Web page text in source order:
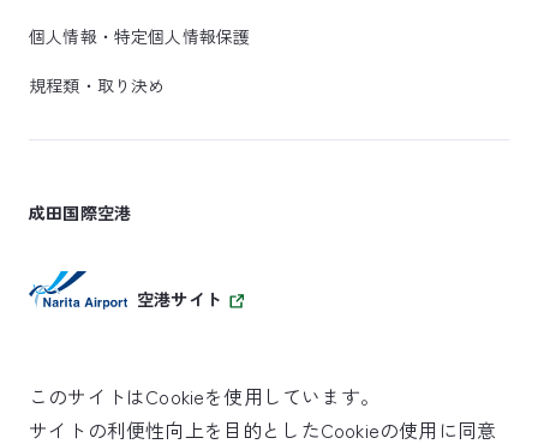
個人情報・特定個人情報保護
規程類・取り決め
成田国際空港
空港サイト
このサイトはCookieを使用しています。
サイトの利便性向上を目的としたCookieの使用に同意